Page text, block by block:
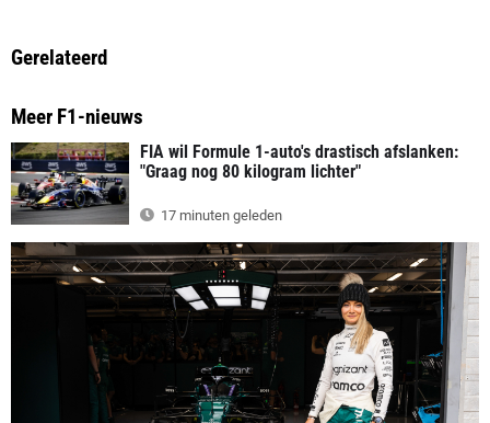
Gerelateerd
Meer F1-nieuws
FIA wil Formule 1-auto's drastisch afslanken:
"Graag nog 80 kilogram lichter"
17 minuten geleden